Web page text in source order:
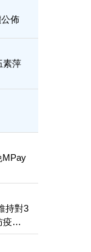
佈
素萍
MPay
持對3
疫措